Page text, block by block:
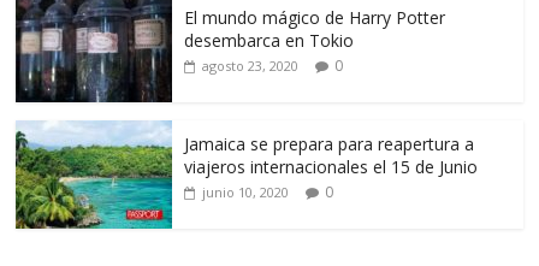
El mundo mágico de Harry Potter
desembarca en Tokio
agosto 23, 2020 0
Jamaica se prepara para reapertura a
viajeros internacionales el 15 de Junio
junio 10, 2020 0